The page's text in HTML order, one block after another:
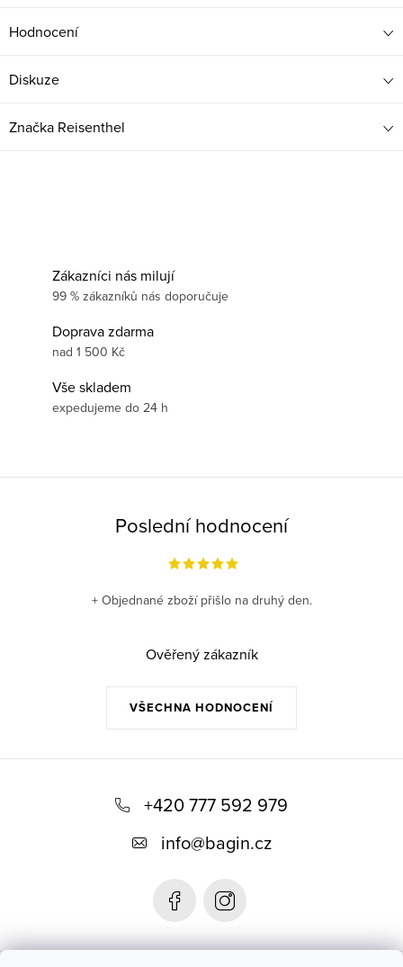
Hodnocení
Diskuze
Značka Reisenthel
Zákazníci nás milují
99 % zákazníků nás doporučuje
Doprava zdarma
nad 1 500 Kč
Vše skladem
expedujeme do 24 h
Poslední hodnocení
VŠECHNA HODNOCENÍ
+ Objednané zboží přišlo na druhý den.
Ověřený zákazník
+420 777 592 979
info@bagin.cz